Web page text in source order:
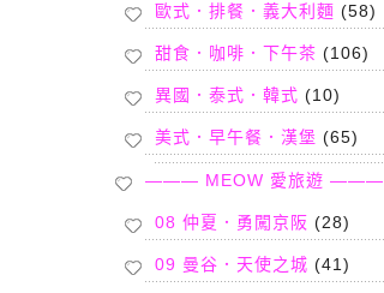
歐式．排餐．義大利麵 (58)
甜食．咖啡．下午茶 (106)
異國．泰式．韓式 (10)
美式．早午餐．漢堡 (65)
——— MEOW 愛旅遊 ———
08 仲夏．勇闖京阪 (28)
09 曼谷．天使之城 (41)